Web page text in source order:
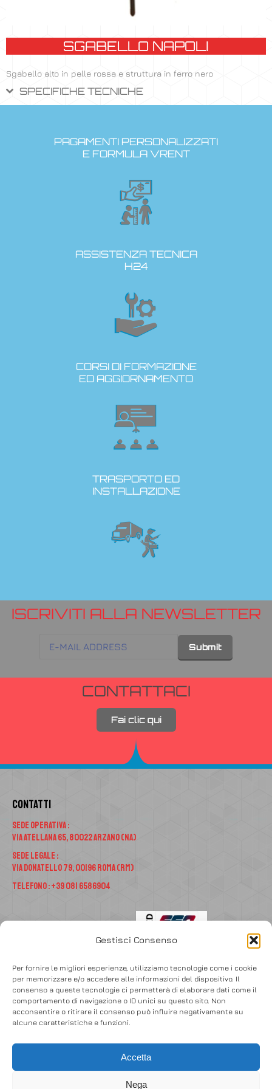
Gestisci Consenso
Per fornire le migliori esperienze, utilizziamo tecnologie come i cookie
per memorizzare e/o accedere alle informazioni del dispositivo. Il
consenso a queste tecnologie ci permetterà di elaborare dati come il
comportamento di navigazione o ID unici su questo sito. Non
acconsentire o ritirare il consenso può influire negativamente su
alcune caratteristiche e funzioni.
Accetta
Nega
SGABELLO NAPOLI
Sgabello alto in pelle rossa e struttura in ferro nero
SPECIFICHE TECNICHE
PAGAMENTI PERSONALIZZATI
E FORMULA VRENT
ASSISTENZA TECNICA
H24
CORSI DI FORMAZIONE
ED AGGIORNAMENTO
TRASPORTO ED
INSTALLAZIONE
ISCRIVITI ALLA NEWSLETTER
CONTATTACI
Fai clic qui
Contatti
Sede Operativa :
Via Atellana 65, 80022 Arzano (NA)
Sede Legale :
Via Donatello 79, 00196 Roma (RM)
Telefono : +39 081 6586904
Accedi